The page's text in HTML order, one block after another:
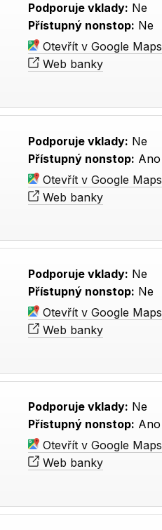
Podporuje vklady: Ne
Přístupný nonstop: Ne
Otevřít v Google Maps
Web banky
Podporuje vklady: Ne
Přístupný nonstop: Ano
Otevřít v Google Maps
Web banky
Podporuje vklady: Ne
Přístupný nonstop: Ne
Otevřít v Google Maps
Web banky
Podporuje vklady: Ne
Přístupný nonstop: Ano
Otevřít v Google Maps
Web banky